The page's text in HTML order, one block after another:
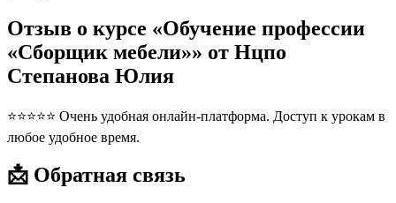
Отзыв о курсе «Обучение профессии
«Сборщик мебели»» от Нцпо
Степанова Юлия
⭐⭐⭐⭐⭐ Очень удобная онлайн-платформа. Доступ к урокам в
любое удобное время.
📩 Обратная связь